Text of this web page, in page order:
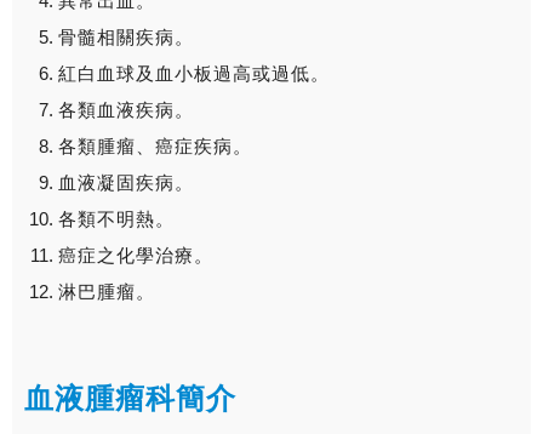
骨髓相關疾病。
紅白血球及血小板過高或過低。
各類血液疾病。
各類腫瘤、癌症疾病。
血液凝固疾病。
各類不明熱。
癌症之化學治療。
淋巴腫瘤。
血液腫瘤科簡介